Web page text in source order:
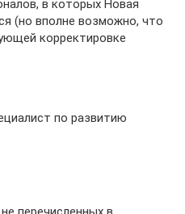
в которых Новая
(но вполне возможно, что
корректировке
по развитию